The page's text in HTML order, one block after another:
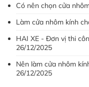
Có nên chọn cửa
Làm cửa nhôm kính
HAI XE - Đơn vị thi
26/12/2025
Nên làm cửa nhôm
26/12/2025